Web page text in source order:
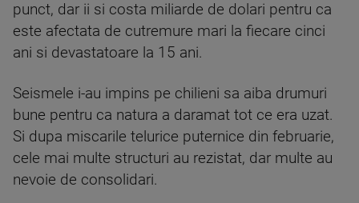
punct, dar ii si costa miliarde de dolari pentru ca
este afectata de cutremure mari la fiecare cinci
ani si devastatoare la 15 ani.
Seismele i-au impins pe chilieni sa aiba drumuri
bune pentru ca natura a daramat tot ce era uzat.
Si dupa miscarile telurice puternice din februarie,
cele mai multe structuri au rezistat, dar multe au
nevoie de consolidari.